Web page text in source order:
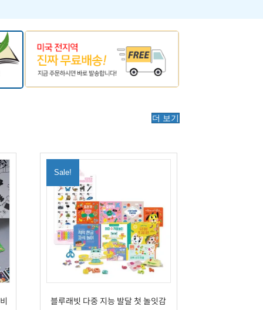
더 보기
Sale!
블루래빗 다중 지능 발달 첫 놀잇감